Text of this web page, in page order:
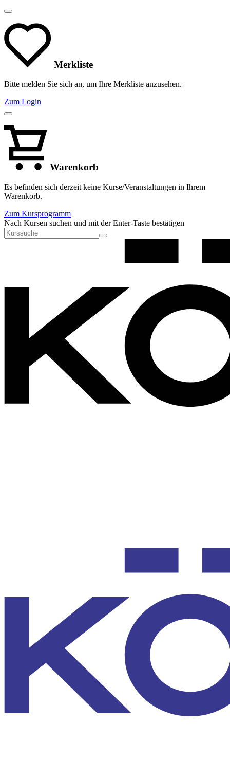
Merkliste
Bitte melden Sie sich an, um Ihre Merkliste anzusehen.
Zum Login
Warenkorb
Es befinden sich derzeit keine Kurse/Veranstaltungen in Ihrem
Warenkorb.
Zum Kursprogramm
Nach Kursen suchen und mit der Enter-Taste bestätigen